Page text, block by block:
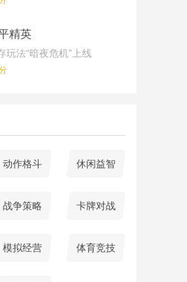
精英
玩法“暗夜危机”上线
动作格斗 休闲益智
战争策略 卡牌对战
模拟经营 体育竞技